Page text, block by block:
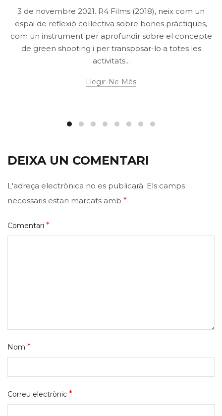
3 de novembre 2021. R4 Films (2018), neix com un
espai de reflexió col·lectiva sobre bones pràctiques,
com un instrument per aprofundir sobre el concepte
de green shooting i per transposar-lo a totes les
activitats...
Llegir-Ne Més
DEIXA UN COMENTARI
L'adreça electrònica no es publicarà. Els camps
necessaris estan marcats amb *
Comentari *
Nom *
Correu electrònic *